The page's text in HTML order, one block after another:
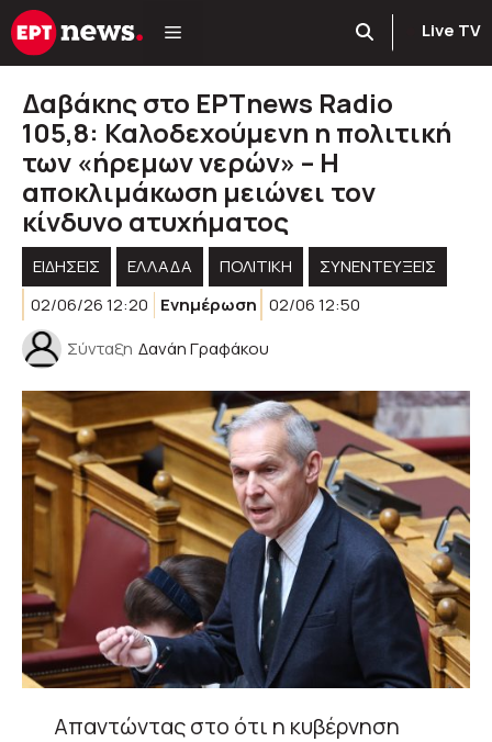
Μετάβαση
σε
Live TV
Δαβάκης στο ΕΡΤnews Radio
105,8: Καλοδεχούμενη η πολιτική
των «ήρεμων νερών» – Η
αποκλιμάκωση μειώνει τον
κίνδυνο ατυχήματος
ΕΙΔΗΣΕΙΣ ΕΛΛΑΔΑ ΠΟΛΙΤΙΚΉ
ΣΥΝΕΝΤΕΥΞΕΙΣ
02/06/26 12:20
Ενημέρωση 02/06 12:50
Σύνταξη Δανάη Γραφάκου
Απαντώντας στο ότι η κυβέρνηση